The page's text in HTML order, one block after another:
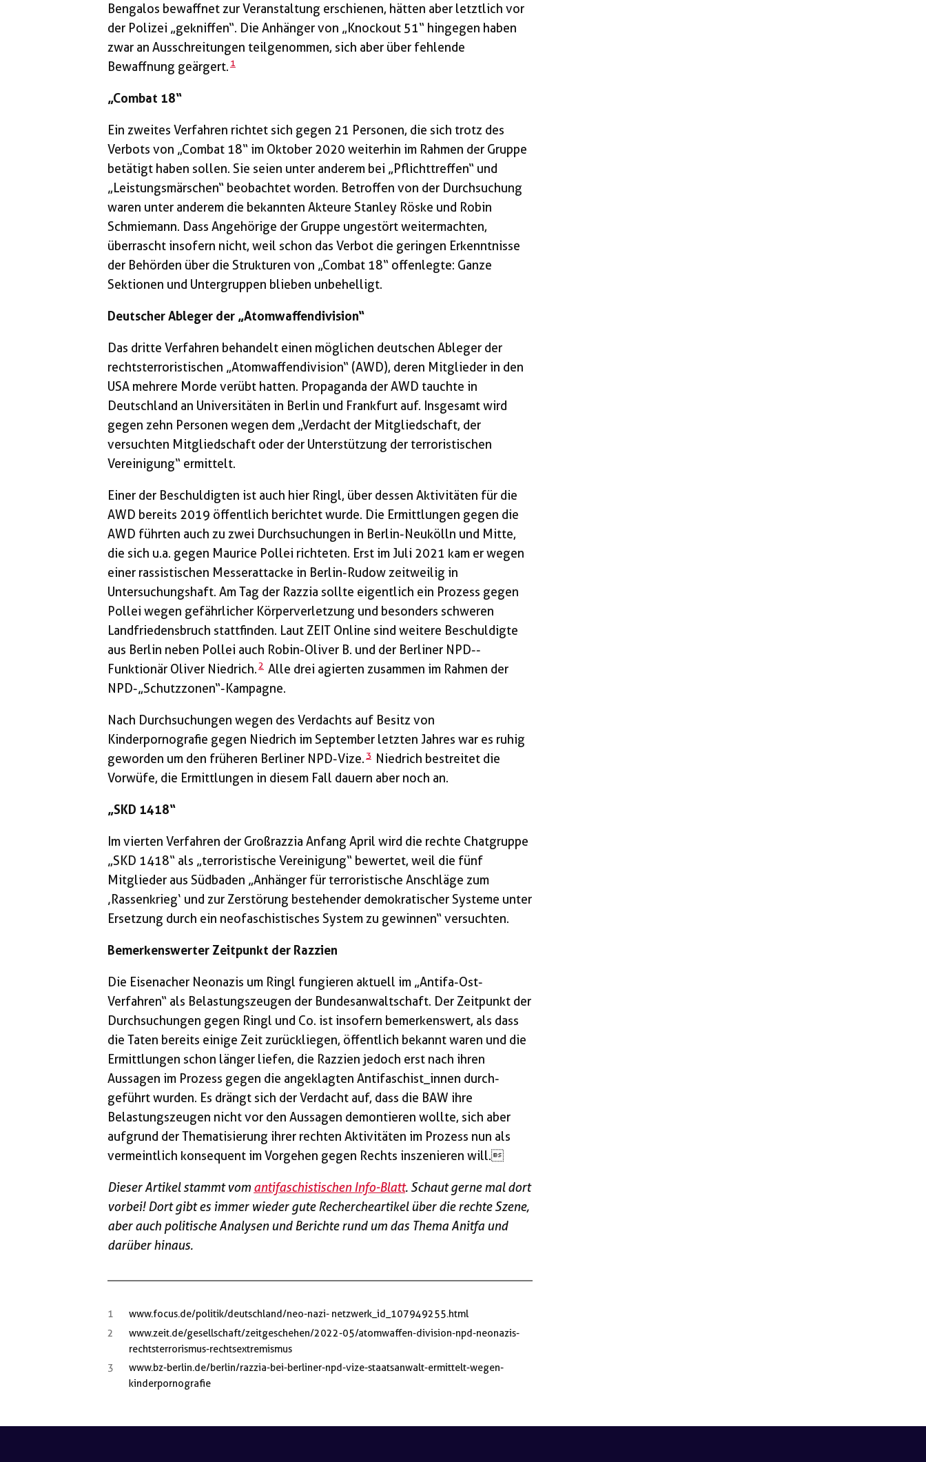
Bengalos bewaffnet zur Veranstaltung erschienen, hätten aber letztlich vor
der Polizei „gekniffen“. Die Anhänger von „Knockout 51“ hingegen haben
zwar an Ausschreitungen teilgenommen, sich aber über fehlende
Bewaffnung geärgert. 1
„Combat 18“
Ein zweites Verfahren richtet sich gegen 21 Personen, die sich trotz des
Verbots von „Combat 18“ im Oktober 2020 weiterhin im Rahmen der Gruppe
betätigt haben sollen. Sie seien unter anderem bei „Pflichttreffen“ und
„Leistungsmärschen“ beobachtet worden. Betroffen von der Durchsuchung
waren unter anderem die bekannten Akteure Stanley Röske und Robin
Schmiemann. Dass Angehörige der Gruppe ungestört weitermachten,
überrascht insofern nicht, weil schon das Verbot die geringen Erkenntnisse
der Behörden über die Strukturen von „Combat 18“ offenlegte: Ganze
Sektionen und Untergruppen blieben unbehelligt.
Deutscher Ableger der „Atomwaffen­division“
Das dritte Verfahren behandelt einen möglichen deutschen Ableger der
rechts­terroristischen „Atomwaffendivision“ (AWD), deren Mitglieder in den
USA mehrere Morde verübt hatten. Propaganda der AWD tauchte in
Deutschland an Universitäten in Berlin und Frankfurt auf. Insgesamt wird
gegen zehn Personen wegen dem „Verdacht der Mitgliedschaft, der
versuchten Mitgliedschaft oder der Unterstützung der terroristischen
Vereinigung“ ermittelt.
Einer der Beschuldigten ist auch hier Ringl, über dessen Aktivitäten für die
AWD bereits 2019 öffentlich berichtet wurde. Die Ermittlungen gegen die
AWD führten auch zu zwei Durchsuchungen in Berlin-Neukölln und Mitte,
die sich u.a. gegen Maurice Pollei richteten. Erst im Juli 2021 kam er wegen
einer rassistischen Messerattacke in Berlin-Rudow zeitweilig in
Untersuchungshaft. Am Tag der Razzia sollte eigentlich ein Prozess gegen
Pollei wegen gefährlicher Körperverletzung und besonders schweren
Landfriedensbruch stattfinden. Laut ZEIT Online sind weitere Beschuldigte
aus Berlin neben Pollei auch Robin-Oliver B. und der Berliner NPD-­
Funktionär Oliver Niedrich.2 Alle drei agierten zusammen im Rahmen der
NPD-­„Schutzzonen“-Kampagne.
Nach Durchsuchungen wegen des Verdachts auf Besitz von
Kinderpornografie gegen Niedrich im September letzten Jahres war es ruhig
geworden um den früheren Berliner NPD-Vize. 3
Niedrich bestreitet die
Vorwüfe, die Ermittlungen in diesem Fall dauern aber noch an.
„SKD 1418“
Im vierten Verfahren der Großrazzia Anfang April wird die rechte Chatgruppe
„SKD 1418“ als „terroristische Vereinigung“ bewertet, weil die fünf
Mitglieder aus Südbaden „Anhänger für terroristische Anschläge zum
‚Rassenkrieg‘ und zur Zerstörung bestehender demokratischer Systeme unter
Ersetzung durch ein neofaschistisches System zu gewinnen“ versuchten.
Bemerkenswerter Zeitpunkt der Razzien
Die Eisenacher Neonazis um Ringl fungieren aktuell im „Antifa-Ost-
Verfahren“ als Belastungszeugen der Bundesanwaltschaft. Der Zeitpunkt der
Durchsuchungen gegen Ringl und Co. ist insofern bemerkenswert, als dass
die Taten bereits einige Zeit zurückliegen, öffentlich bekannt waren und die
Ermittlungen schon länger liefen, die Razzien jedoch erst nach ihren
Aussagen im Prozess gegen die angeklagten Antifaschist_innen durch­
geführt wurden. Es drängt sich der Verdacht auf, dass die BAW ihre
Belastungszeugen nicht vor den Aussagen demontieren wollte, sich aber
aufgrund der Thematisierung ihrer rechten Aktivitäten im Prozess nun als
vermeintlich konsequent im Vorgehen gegen Rechts inszenieren will.
Dieser Artikel stammt vom antifaschistischen Info-Blatt. Schaut gerne mal dort
vorbei! Dort gibt es immer wieder gute Rechercheartikel über die rechte Szene,
aber auch politische Analysen und Berichte rund um das Thema Anitfa und
darüber hinaus.
1
www.focus.de/politik/deutschland/neo-nazi- netzwerk_id_107949255.html
2
www.zeit.de/gesellschaft/zeitgeschehen/2022-05/atomwaffen-division-npd-neonazis-
rechtsterrorismus-rechtsextremismus
3
www.bz-berlin.de/berlin/razzia-bei-berliner-npd-vize-staatsanwalt-ermittelt-wegen-
kinderpornografie